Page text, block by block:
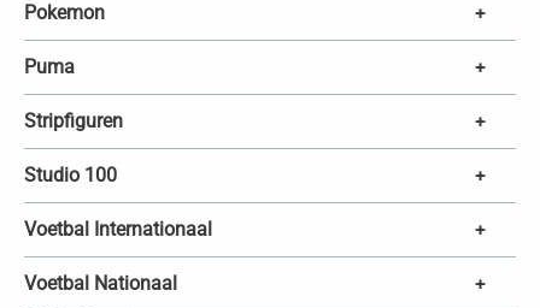
Pokemon +
Puma +
Stripfiguren +
Studio 100 +
Voetbal Internationaal +
Voetbal Nationaal +